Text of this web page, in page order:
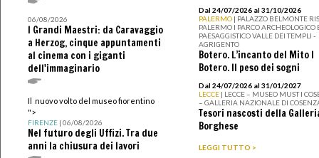
06/08/2026
I Grandi Maestri: da Caravaggio
a Herzog, cinque appuntamenti
al cinema con i giganti
dell'immaginario
Il nuovo volto del museo fiorentino
">
FIRENZE| 06/08/2026
Nel futuro degli Uffizi. Tra due
anni la chiusura dei lavori
Dal 24/07/2026 al 31/10/2026
PALERMO | PALAZZO BELMONTE
PALERMO I PARCO ARCHEOLOGICO
PAESAGGISTICO VALLE DEI TEMPLI -
AGRIGENTO
Botero. L’incanto del Mito I
Botero. Il peso dei sogni
Dal 24/07/2026 al 31/01/2027
LECCE | LECCE – MUSEO MUST I
– GALLERIA NAZIONALE DI
Tesori nascosti della
Borghese
LEGGI TUTTO >